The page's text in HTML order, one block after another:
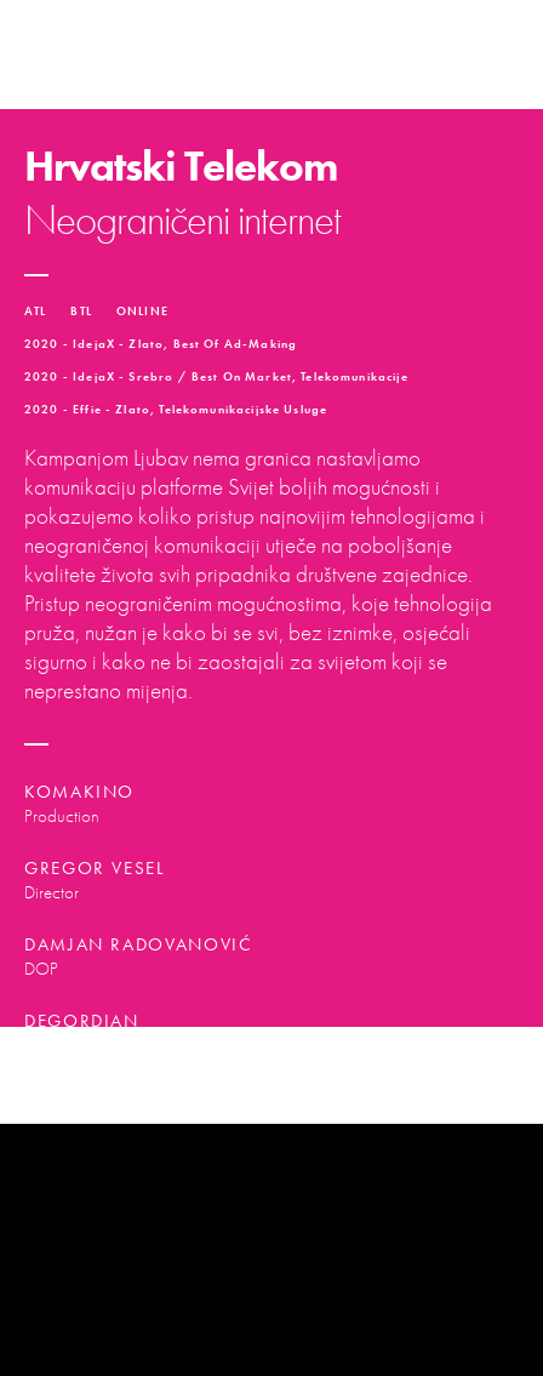
Hrvatski Telekom
Neograničeni internet
ATL BTL ONLINE
2020 - IdejaX - Zlato, Best Of Ad-Making
2020 - IdejaX - Srebro / Best On Market, Telekomunikacije
2020 - Effie - Zlato, Telekomunikacijske Usluge
Kampanjom Ljubav nema granica nastavljamo
komunikaciju platforme Svijet boljih mogućnosti i
pokazujemo koliko pristup najnovijim tehnologijama i
neograničenoj komunikaciji utječe na poboljšanje
kvalitete života svih pripadnika društvene zajednice.
Pristup neograničenim mogućnostima, koje tehnologija
pruža, nužan je kako bi se svi, bez iznimke, osjećali
sigurno i kako ne bi zaostajali za svijetom koji se
neprestano mijenja.
KOMAKINO
Production
GREGOR VESEL
Director
DAMJAN RADOVANOVIĆ
DOP
DEGORDIAN